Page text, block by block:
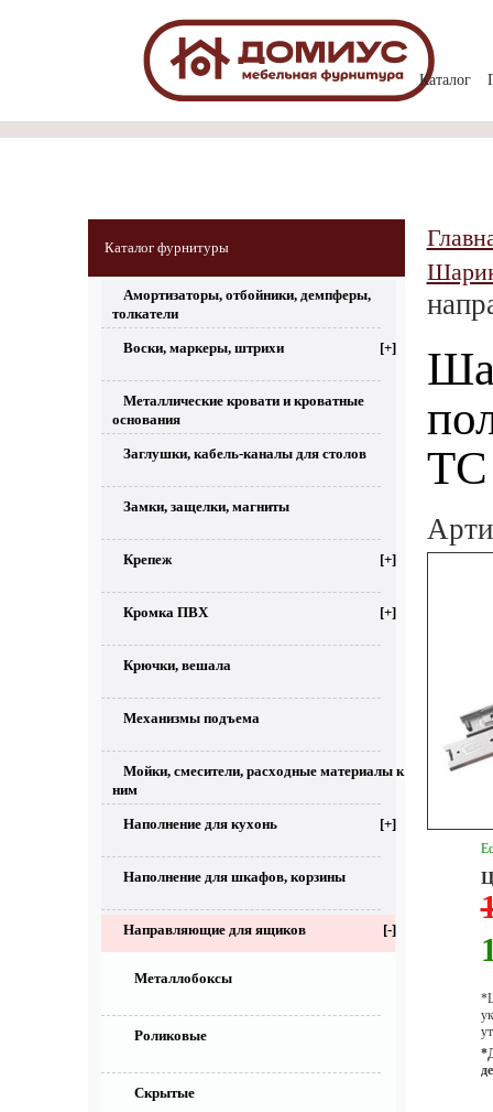
Каталог
Каталог фурнитуры
Амортизаторы, отбойники, демпферы,
толкатели
Воски, маркеры, штрихи [+]
Металлические кровати и кроватные
основания
Заглушки, кабель-каналы для столов
Замки, защелки, магниты
Крепеж [+]
Кромка ПВХ [+]
Крючки, вешала
Механизмы подъема
Мойки, смесители, расходные материалы к
ним
Наполнение для кухонь [+]
Наполнение для шкафов, корзины
Направляющие для ящиков [-]
Металлобоксы
Роликовые
Скрытые
TC